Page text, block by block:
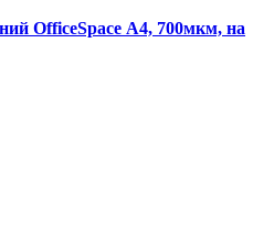
OfficeSpace А4, 700мкм, на